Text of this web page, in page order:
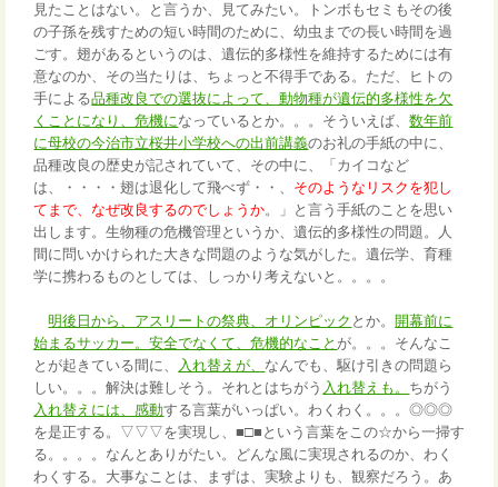
見たことはない。と言うか、見てみたい。トンボもセミもその後
の子孫を残すための短い時間のために、幼虫までの長い時間を過
ごす。翅があるというのは、遺伝的多様性を維持するためには有
意なのか、その当たりは、ちょっと不得手である。ただ、ヒトの
手による品種改良での選抜によって、動物種が遺伝的多様性を欠
くことになり、危機になっているとか。。。そういえば、数年前
に母校の今治市立桜井小学校への出前講義のお礼の手紙の中に、
品種改良の歴史が記されていて、その中に、「カイコなど
は、・・・・翅は退化して飛べず・・、 そのようなリスクを犯し
てまで、なぜ改良するのでしょうか。」と言う手紙のことを思い
出します。生物種の危機管理というか、遺伝的多様性の問題。人
間に問いかけられた大きな問題のような気がした。遺伝学、育種
学に携わるものとしては、しっかり考えないと。。。。
明後日から、アスリートの祭典、オリンピック とか。 開幕前に
始まるサッカー。安全でなくて、危機的なこと が。。。そんなこ
とが起きている間に、
入れ替えが、 なんでも、駆け引きの問題ら
しい。。。解決は難しそう。それとはちがう 入れ替えも。 ちがう
入れ替えには、感動する言葉がいっぱい。わくわく。。。◎◎◎
を是正する。▽▽▽を実現し、■□■という言葉をこの☆から一掃す
る。。。。なんとありがたい。どんな風に実現されるのか、わく
わくする。大事なことは、まずは、実験よりも、観察だろう。あ